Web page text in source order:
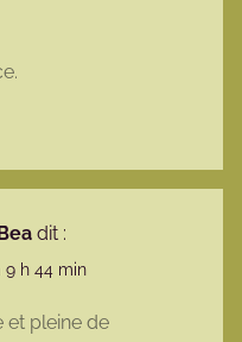
dit :
9 h 44 min
et pleine de